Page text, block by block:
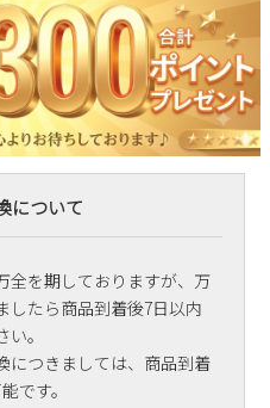
について
全を期しておりますが、万
したら商品到着後7日以内
。
につきましては、商品到着
です。